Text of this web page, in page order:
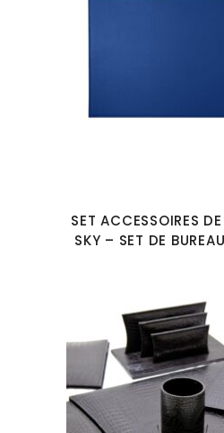
SET ACCESSOIRES
SKY – SET DE